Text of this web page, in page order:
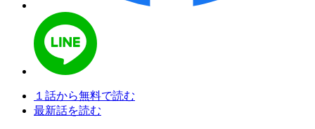
１話から無料で読む
最新話を読む